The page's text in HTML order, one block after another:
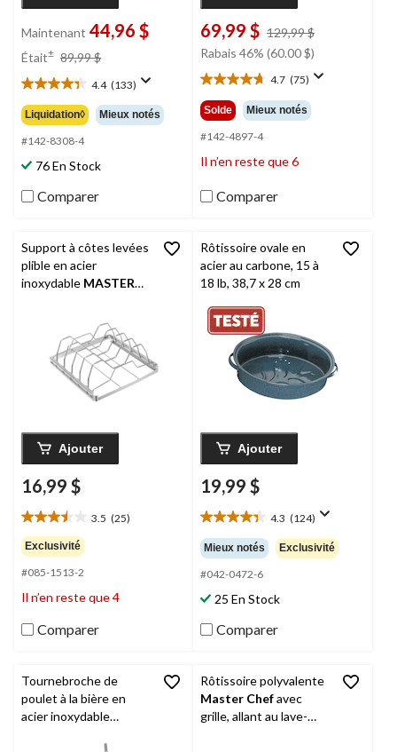
Maintenant 44,96 $
Était± 89,99 $
89,99 $
4.4 (133)
4.4
étoile(s)
sur
5.
133
évaluations
Liquidation◊ Mieux notés
#142-8308-4
76 En Stock
Comparer
69,99 $ 129,99 $
Rabais 46% (60.00 $)
4.7 (75)
4.7
étoile(s)
sur
5.
75
évaluations
Solde Mieux notés
#142-4897-4
Il n’en reste que 6
Comparer
Support à côtes levées
plible en acier
inoxydable MASTER
Ajouter
16,99 $
3.5 (25)
3.5
étoile(s)
sur
5.
25
Exclusivité
#085-1513-2
Il n’en reste que 4
Comparer
Rôtissoire ovale en
acier au carbone, 15 à
18 lb, 38,7 x 28 cm
Ajouter
19,99 $
4.3 (124)
4.3
étoile(s)
sur
5.
124
évaluations
Mieux notés Exclusivité
#042-0472-6
25 En Stock
Comparer
Tournebroche de
poulet à la bière en
acier inoxydable
Rôtissoire polyvalente
Master Chefavec
grille, allant au lave-